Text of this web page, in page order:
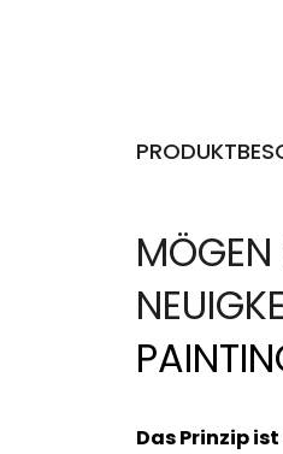
MÖGEN
Das Prinzip